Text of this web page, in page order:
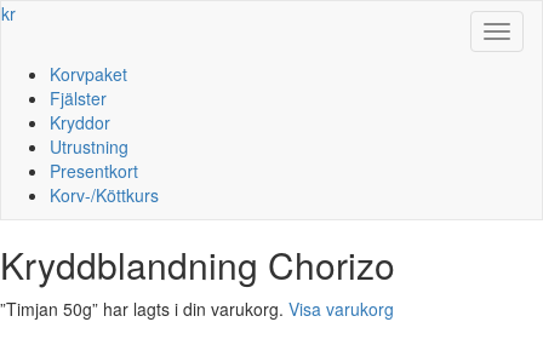
kr
Korvpaket
Fjälster
Kryddor
Utrustning
Presentkort
Korv-/Köttkurs
Kryddblandning Chorizo
”Timjan 50g” har lagts i din varukorg. Visa varukorg